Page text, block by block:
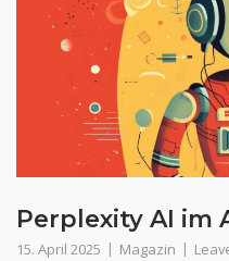
Perplexity AI im
15. April 2025 Magazin